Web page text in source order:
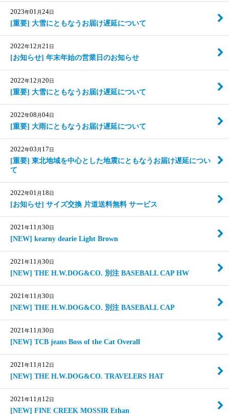
2023年01 月24日
[重要] 大雪にともなうお届け遅延について
2022年12 月21日
[お知らせ] 年末年始の営業日のお知らせ
2022年12 月20日
[重要] 大雪にともなうお届け遅延について
2022年08 月04日
[重要] 大雨にともなうお届け遅延について
2022年03 月 17日
[重要] 東北地域を中心とした地震にともなうお届け遅延につい
て
2022年01 月 18日
[お知らせ] サイズ交換 片道送料無料 サービス
2021年11 月30日
[NEW] kearny dearie Light Brown
2021年11 月30日
[NEW] THE H.W.DOG&CO. 別注 BASEBALL CAP HW
2021年11 月30日
[NEW] THE H.W.DOG&CO. 別注 BASEBALL CAP
2021年11 月30日
[NEW] TCB jeans Boss of the Cat Overall
2021年11 月 12日
[NEW] THE H.W.DOG&CO. TRAVELERS HAT
2021年11 月 12日
[NEW] FINE CREEK MOSSIR Ethan